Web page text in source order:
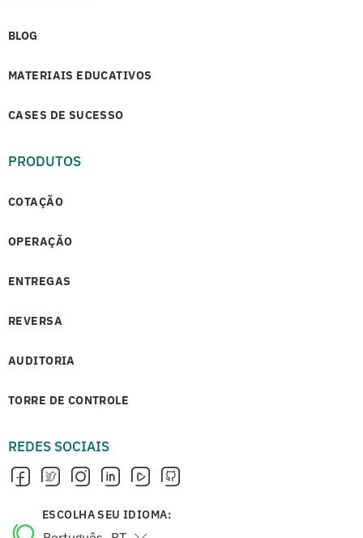
BLOG
MATERIAIS EDUCATIVOS
CASES DE SUCESSO
PRODUTOS
COTAÇÃO
OPERAÇÃO
ENTREGAS
REVERSA
AUDITORIA
TORRE DE CONTROLE
REDES SOCIAIS
ESCOLHA SEU IDIOMA: